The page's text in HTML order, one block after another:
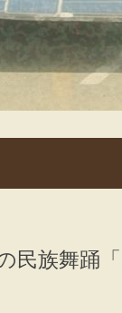
民族舞踊